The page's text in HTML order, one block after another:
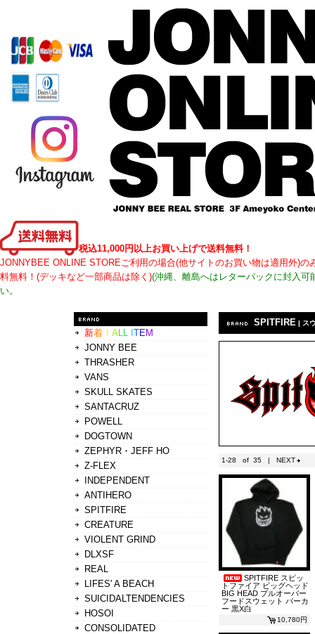
税込11,000円以上お買い上げで送料無料！
JONNYBEE ONLINE STOREご利用の場合(他サイトのお買い物は適用外)
料無料！(デッキなど一部商品は除く)(沖縄、離島へはレターパックに封入
い。
新着 ！ ALL TEM
JONNY BEE
THRASHER
VANS
SKULL SKATES
SANTACRUZ
POWELL
DOGTOWN
ZEPHYR・JEFF HO
Z-FLEX
INDEPENDENT
ANTIHERO
SPITFIRE
CREATURE
VIOLENT GRIND
DLXSF
REAL
LIFES' A BEACH
SUICIDALTENDENCIES
HOSOI
CONSOLIDATED
SPITFIRE | ス
1-28 of 35 | NEXT
SPITFIRE スピッ
トファイア ビッグヘッド
BIG HEAD プルオーバー
フードスウェット パーカ
ー 黒X白
10,780円